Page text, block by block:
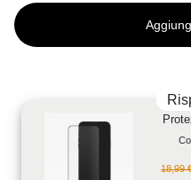
18,99